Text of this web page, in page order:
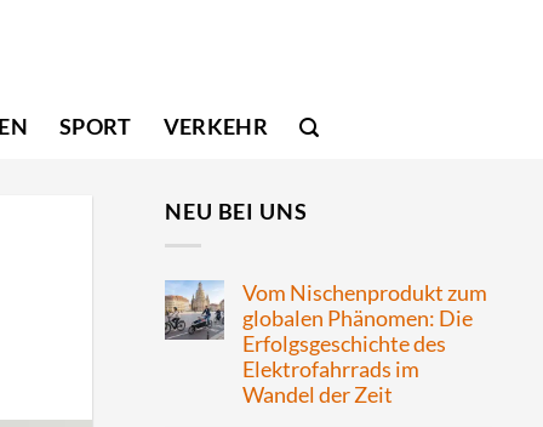
SPORT VERKEHR
NEU BEI UNS
Vom Nischenprodukt zum
globalen Phänomen: Die
Erfolgsgeschichte des
Elektrofahrrads im
Wandel der Zeit